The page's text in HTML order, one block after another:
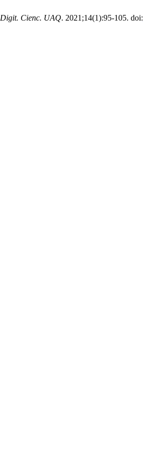
Digit. Cienc. UAQ. 2021;14(1):95-105. doi: